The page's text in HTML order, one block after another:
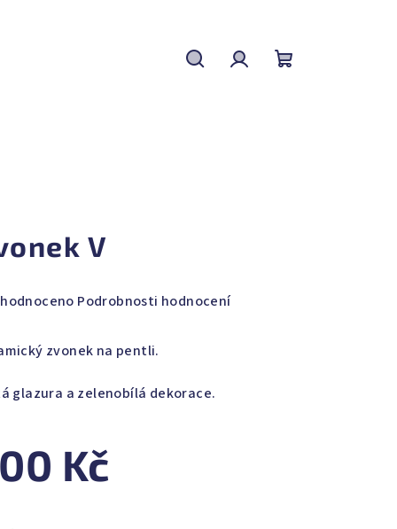
V
Podrobnosti hodnocení
zvonek na pentli.
glazura a zelenobílá dekorace.
Kč